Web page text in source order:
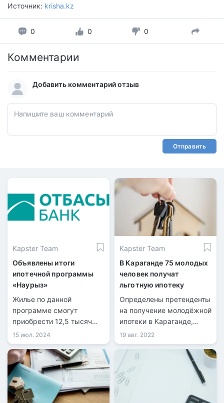
Источник: krisha.kz
0 0 0
Комментарии
Добавить комментарий отзыв
Отправить
Kapster Team
Объявлены итоги
ипотечной программы
«Наурыз»
Жилье по данной
программе смогут
приобрести 12,5 тысяч
казахстанцев.
15 июл. 2024
Kapster Team
В Караганде 75 молодых
человек получат
льготную ипотеку
Определены претенденты
на получение молодёжной
ипотеки в Караганде,
передает
информационная служба
kn.kz со ссылкой на
акимат Карагандинской
области. Инициатором
льготной программы для
работающей молодёжи
19 авг. 2022